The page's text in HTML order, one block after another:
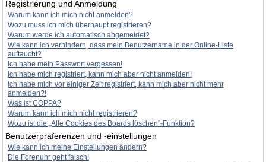
Registrierung und Anmeldung
Warum kann ich mich nicht anmelden?
Wozu muss ich mich überhaupt registrieren?
Warum werde ich automatisch abgemeldet?
Wie kann ich verhindern, dass mein Benutzername in der Online-Liste
auftaucht?
Ich habe mein Passwort vergessen!
Ich habe mich registriert, kann mich aber nicht anmelden!
Ich habe mich vor einiger Zeit registriert, kann mich aber nicht mehr
anmelden?!
Was ist COPPA?
Warum kann ich mich nicht registrieren?
Wozu ist die „Alle Cookies des Boards löschen“-Funktion?
Benutzerpräferenzen und -einstellungen
Wie kann ich meine Einstellungen ändern?
Die Forenuhr geht falsch!